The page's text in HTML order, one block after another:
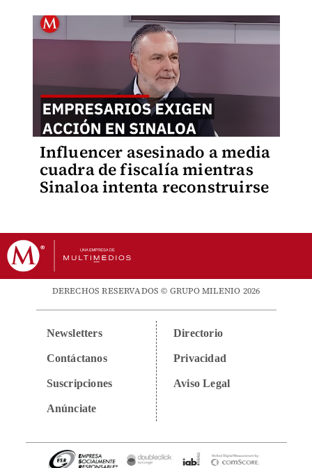
Influencer asesinado a media
cuadra de fiscalía mientras
Sinaloa intenta reconstruirse
DERECHOS RESERVADOS © GRUPO MILENIO 2026
Newsletters
Contáctanos
Suscripciones
Anúnciate
Directorio
Privacidad
Aviso Legal